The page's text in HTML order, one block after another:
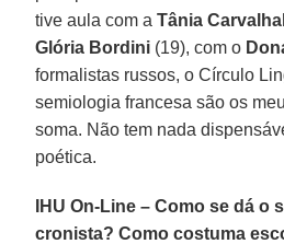
tive aula com aTânia Carvalhal
Glória Bordini (19), com o
formalistas russos, o Círculo
semiologia francesa são os
soma. Não tem nada
poética.
IHU On-Line – Como se dá o
cronista? Como costuma